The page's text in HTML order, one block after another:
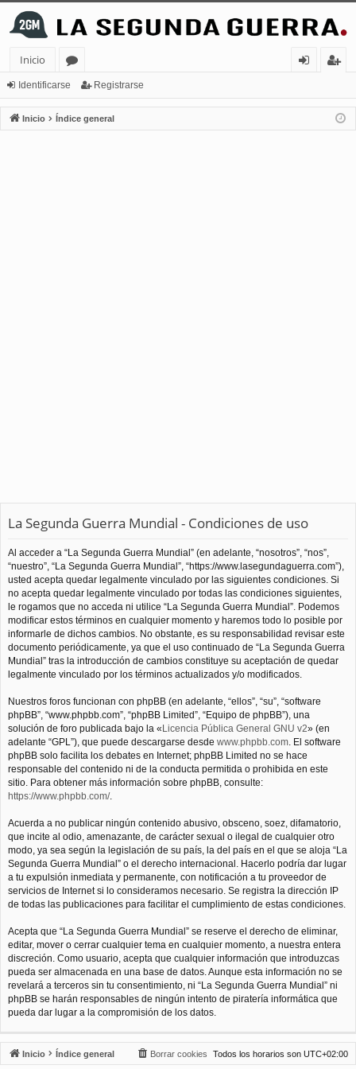
Inicio
or
os
nt
ifi
ist
ra
Identificarse Registrarse
Inicio Índice general
La Segunda Guerra Mundial - Condiciones de uso
Al acceder a “La Segunda Guerra Mundial” (en adelante, “nosotros”, “nos”,
“nuestro”, “La Segunda Guerra Mundial”, “https://www.lasegundaguerra.com”),
usted acepta quedar legalmente vinculado por las siguientes condiciones. Si
no acepta quedar legalmente vinculado por todas las condiciones siguientes,
le rogamos que no acceda ni utilice “La Segunda Guerra Mundial”. Podemos
modificar estos términos en cualquier momento y haremos todo lo posible por
informarle de dichos cambios. No obstante, es su responsabilidad revisar este
documento periódicamente, ya que el uso continuado de “La Segunda Guerra
Mundial” tras la introducción de cambios constituye su aceptación de quedar
legalmente vinculado por los términos actualizados y/o modificados.
Nuestros foros funcionan con phpBB (en adelante, “ellos”, “su”, “software
phpBB”, “www.phpbb.com”, “phpBB Limited”, “Equipo de phpBB”), una
solución de foro publicada bajo la «Licencia Pública General GNU v2» (en
adelante “GPL”), que puede descargarse desde www.phpbb.com. El software
phpBB solo facilita los debates en Internet; phpBB Limited no se hace
responsable del contenido ni de la conducta permitida o prohibida en este
sitio. Para obtener más información sobre phpBB, consulte:
https://www.phpbb.com/.
Acuerda a no publicar ningún contenido abusivo, obsceno, soez, difamatorio,
que incite al odio, amenazante, de carácter sexual o ilegal de cualquier otro
modo, ya sea según la legislación de su país, la del país en el que se aloja “La
Segunda Guerra Mundial” o el derecho internacional. Hacerlo podría dar lugar
a tu expulsión inmediata y permanente, con notificación a tu proveedor de
servicios de Internet si lo consideramos necesario. Se registra la dirección IP
de todas las publicaciones para facilitar el cumplimiento de estas condiciones.
Acepta que “La Segunda Guerra Mundial” se reserve el derecho de eliminar,
editar, mover o cerrar cualquier tema en cualquier momento, a nuestra entera
discreción. Como usuario, acepta que cualquier información que introduzcas
pueda ser almacenada en una base de datos. Aunque esta información no se
revelará a terceros sin tu consentimiento, ni “La Segunda Guerra Mundial” ni
phpBB se harán responsables de ningún intento de piratería informática que
pueda dar lugar a la compromisión de los datos.
Inicio Índice general Todos los horarios son UTC+02:00
Borrar cookies